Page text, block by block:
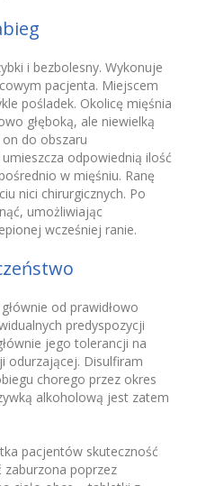
i bezbolesny. Wykonuje
pacjenta. Miejscem
pośladek. Okolicę mięśnia
głęboką, ale niewielką
do obszaru
odpowiednią ilość
w mięśniu. Ranę
nici chirurgicznych. Po
umożliwiając
wcześniej ranie.
od prawidłowo
predyspozycji
jego tolerancji na
odurzającej. Disulfiram
chorego przez okres
alkoholową jest zatem
pacjentów skuteczność
zaburzona poprzez